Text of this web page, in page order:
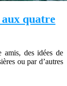
quatre
amis, des idées de
ou par d’autres